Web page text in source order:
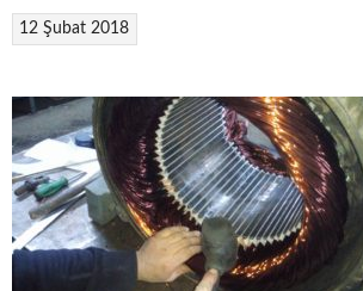
12 Şubat 2018